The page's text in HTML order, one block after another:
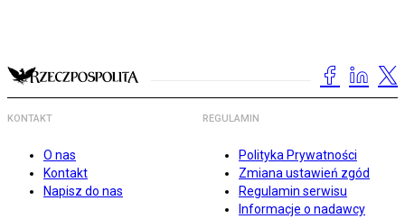
KONTAKT
O nas
Kontakt
Napisz do nas
REGULAMIN
Polityka Prywatności
Zmiana ustawień zgód
Regulamin serwisu
Informacje o nadawcy